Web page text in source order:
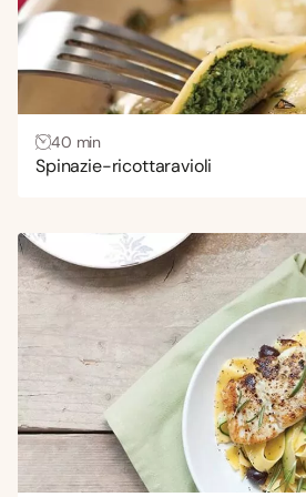
Pompoen
Rijst
Salade
Saus
Stoofschotel
Vis
Vlees
Zalm
Zoete aardappel
Keuken
40 min
Spinazie-ricottaravioli